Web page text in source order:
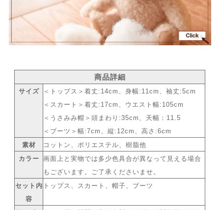
商品詳細
サイズ
＜トップス＞着丈:14cm、身幅:11cm、袖丈:5cm
＜スカート＞着丈:17cm、ウエスト幅:105cm
＜うさみみ帽＞頭まわり:35cm、天幅：11.5
＜ブーツ＞幅:7cm、縦:12cm、高さ:6cm
素材
コットン、ポリエステル、樹脂他
カラー
画面上と実物では多少色具合が異なって見える場合
もございます。ご了承くださいませ。
セット内
容
トップス、スカート、帽子、ブーツ